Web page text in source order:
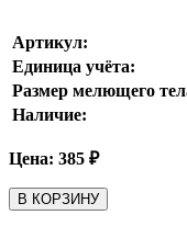
Артикул:
Единица учёта:
Размер мелющего
Наличие:
Цена: 385 ₽
В КОРЗИНУ